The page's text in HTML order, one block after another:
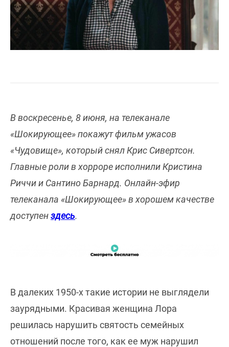
В воскресенье, 8 июня, на телеканале
«Шокирующее» покажут фильм ужасов
«Чудовище», который снял Крис Сивертсон.
Главные роли в хорроре исполнили Кристина
Риччи и Сантино Барнард. Онлайн-эфир
телеканала «Шокирующее» в хорошем качестве
доступенздесь.
В далеких 1950-х такие истории не выглядели
заурядными. Красивая женщина Лора
решилась нарушить святость семейных
отношений после того, как ее муж нарушил